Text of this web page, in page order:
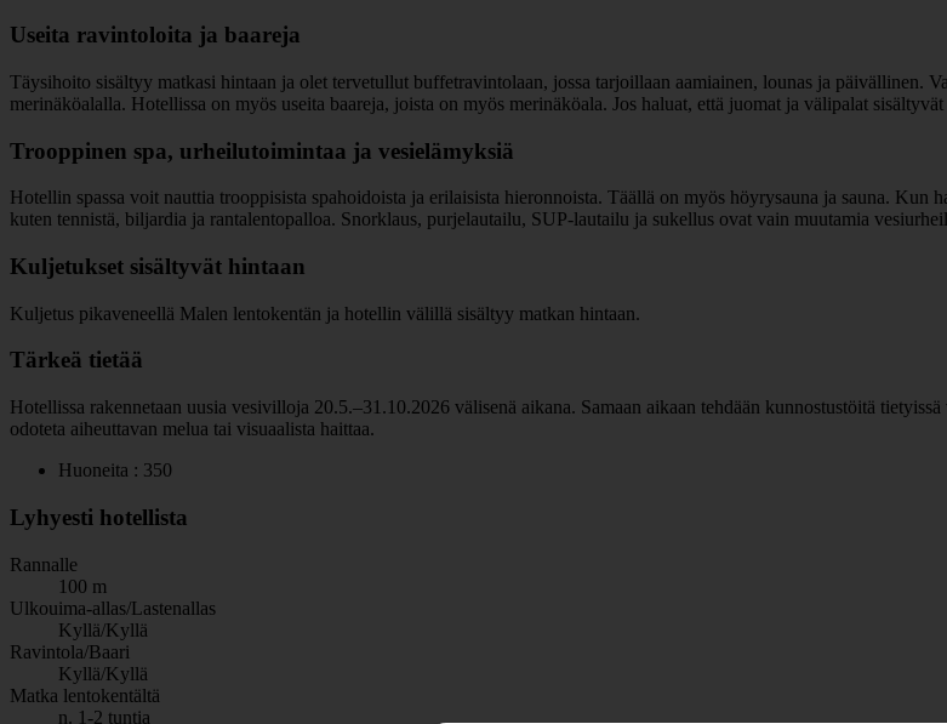
Useita ravintoloita ja baareja
Täysihoito sisältyy matkasi hintaan ja olet tervetullut buffetravintolaan, jossa tarjoillaan aamiainen, lounas ja päivällinen.
merinäköalalla. Hotellissa on myös useita baareja, joista on myös merinäköala. Jos haluat, että juomat ja välipalat
Trooppinen spa, urheilutoimintaa ja vesielämyksiä
Hotellin spassa voit nauttia trooppisista spahoidoista ja erilaisista hieronnoista. Täällä on myös höyrysauna ja sauna.
kuten tennistä, biljardia ja rantalentopalloa. Snorklaus, purjelautailu, SUP-lautailu ja sukellus ovat vain muutamia
Kuljetukset sisältyvät hintaan
Kuljetus pikaveneellä Malen lentokentän ja hotellin välillä sisältyy matkan hintaan.
Tärkeä tietää
Hotellissa rakennetaan uusia vesivilloja 20.5.–31.10.2026 välisenä aikana. Samaan aikaan tehdään kunnostustöitä
odoteta aiheuttavan melua tai visuaalista haittaa.
Huoneita : 350
Lyhyesti hotellista
Rannalle
100 m
Ulkouima-allas/Lastenallas
Kyllä/Kyllä
Ravintola/Baari
Kyllä/Kyllä
Matka lentokentältä
n. 1-2 tuntia